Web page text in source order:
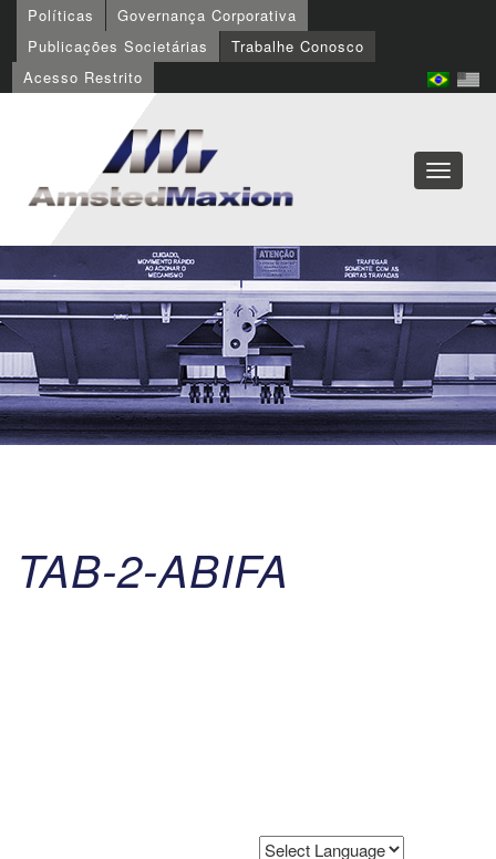
Políticas
Governança Corporativa
Publicações Societárias
Trabalhe Conosco
Acesso Restrito
TAB-2-ABIFA